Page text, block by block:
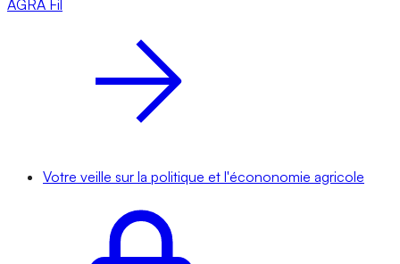
AGRA Fil
Votre veille sur la politique et l'écononomie agricole